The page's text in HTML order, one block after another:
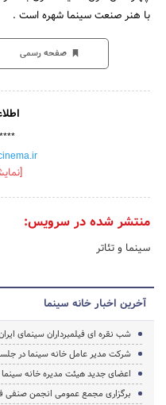
با هنر صنعت سینما شهره است .
صفحه رسمی
منتشر شده در سرویس:
سینما و تئاتر
آخرین اخبار خانه سینما
شب نقره ای فیلمبرداران سینمای
شرکت مدیر عامل خانه سینما در
اعضای جدید هیئت مدیره خانه
برگزاری مجمع عمومی انجمن صنفی